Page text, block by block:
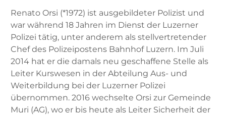
Renato Orsi (*1972) ist ausgebildeter Polizist und
war während 18 Jahren im Dienst der Luzerner
Polizei tätig, unter anderem als stellvertretender
Chef des Polizeipostens Bahnhof Luzern. Im Juli
2014 hat er die damals neu geschaffene Stelle als
Leiter Kurswesen in der Abteilung Aus- und
Weiterbildung bei der Luzerner Polizei
übernommen. 2016 wechselte Orsi zur Gemeinde
Muri (AG), wo er bis heute als Leiter Sicherheit der